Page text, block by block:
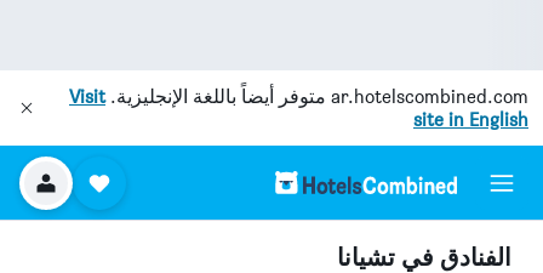
ar.hotelscombined.com متوفر أيضاً باللغة الإنجليزية.Visit
site in English
الفنادق في تشيانا